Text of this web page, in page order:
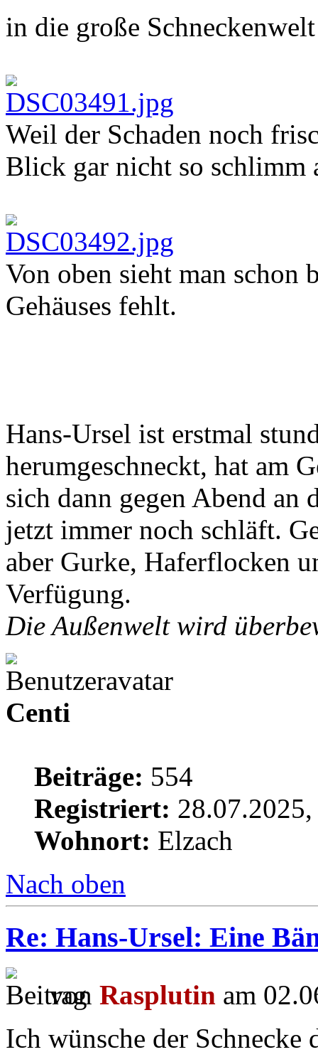
in die große
Weil der Schaden noch
Blick gar nicht so schlimm
Von oben sieht man schon
Gehäuses fehlt.
Hans-Ursel ist erstmal
herumgeschneckt, hat am
sich dann gegen Abend an
jetzt immer noch schläft.
aber Gurke, Haferflocken
Verfügung.
Die Außenwelt wird
Centi
Beiträge: 554
Registriert:
Wohnort: Elzach
Nach oben
Re: Hans-Ursel: Eine
von Rasplutin am
Ich wünsche der Schnecke